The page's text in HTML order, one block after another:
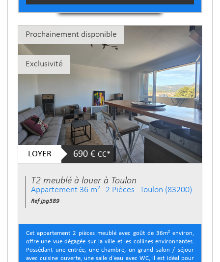
Prochainement disponible
Exclusivité
LOYER 690 € CC*
T2 meublé à louer à Toulon
Appartement 36 m² - 2 Pièces - Toulon (83200)
Ref jpg389
Cet appartement 2 pièces meublé avec goût de 36m² environ,
offre une vue dégagée sur la ville et les collines environnantes.
Possédant une entrée, une chambre, un grand salon / séjour
avec cuisine ouverte, une salle d'eau avec WC, il est idéal pour